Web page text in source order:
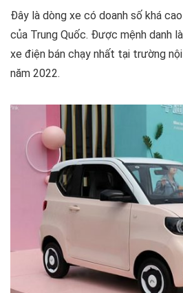
Đây là dòng xe có doanh số khá
của Trung Quốc. Được mệnh danh
xe điện bán chạy nhất tại trường
năm 2022.